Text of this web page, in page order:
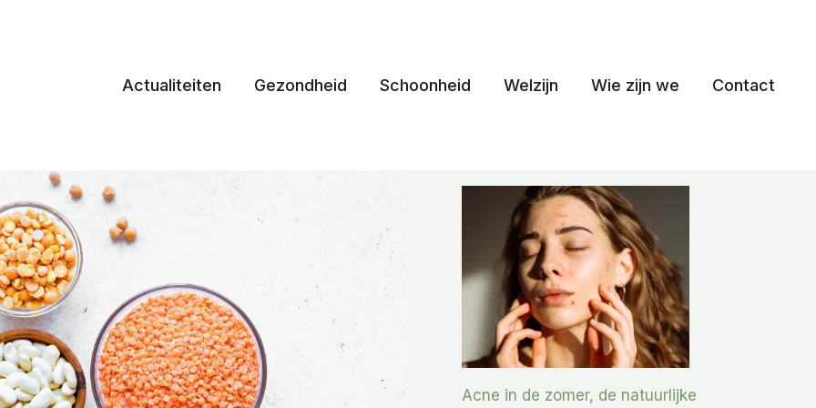
Actualiteiten Gezondheid Schoonheid Welzijn Wie zijn we Contact
Acne in de zomer, de natuurlijke